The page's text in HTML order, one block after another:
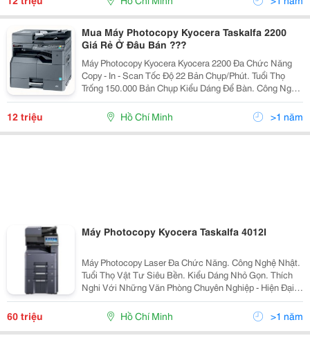
Mua Máy Photocopy Kyocera Taskalfa 2200
Giá Rẻ Ở Đâu Bán ???
Máy Photocopy Kyocera Kyocera 2200 Đa Chức Năng
Copy - In - Scan Tốc Độ 22 Bản Chụp/Phút. Tuổi Thọ
Trống 150.000 Bản Chụp Kiểu Dáng Để Bàn. Công Nghệ
Nhật. Hàng Chính Hãng. Bảo Hành Chính Hãng.(
100.000 Bản Chụp Hoặc 12 Tháng )...
12 triệu Hồ Chí Minh >1 năm
Máy Photocopy Kyocera Taskalfa 4012I
Máy Photocopy Laser Đa Chức Năng. Công Nghệ Nhật.
Tuổi Thọ Vật Tư Siêu Bền. Kiểu Dáng Nhỏ Gọn. Thích
Nghi Với Những Văn Phòng Chuyên Nghiệp - Hiện Đại
Khuyến Mãi Hấp Dẫn. Quà Tặng Cực Khủng. Bảo Hành
Tận Nơi, Bảo Trì Miễn Phí...
60 triệu Hồ Chí Minh >1 năm